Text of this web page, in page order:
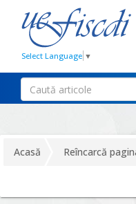
Select Language ▼
Acasă Reîncarcă